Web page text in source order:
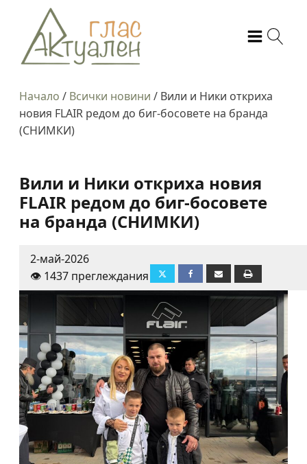
Начало / Всички новини / Вили и Ники откриха
новия FLAIR редом до биг-босовете на бранда
(СНИМКИ)
Вили и Ники откриха новия
FLAIR редом до биг-босовете
на бранда (СНИМКИ)
2-май-2026
👁️ 1437 преглеждания